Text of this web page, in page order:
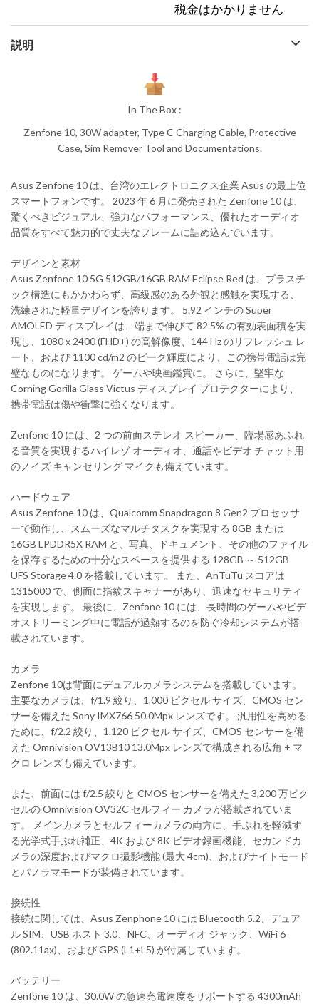
税金はかかりません
説明
In The Box :
Zenfone 10, 30W adapter, Type C Charging Cable, Protective
Case, Sim Remover Tool and Documentations.
Asus Zenfone 10 は、台湾のエレクトロニクス企業 Asus の最上位
スマートフォンです。 2023 年 6 月に発売された Zenfone 10 は、
驚くべきビジュアル、強力なパフォーマンス、優れたオーディオ
品質をすべて魅力的で丈夫なフレームに詰め込んでいます。
デザインと素材
Asus Zenfone 10 5G 512GB/16GB RAM Eclipse Red は、プラスチ
ック構造にもかかわらず、高級感のある外観と感触を実現する、
洗練された軽量デザインを誇ります。 5.92 インチの Super
AMOLED ディスプレイは、端まで伸びて 82.5% の有効表面積を実
現し、1080 x 2400 (FHD+) の高解像度、144 Hz のリフレッシュ レ
ート、および 1100 cd/m2 のピーク輝度により、この携帯電話は完
璧なものになります。 ゲームや映画鑑賞に。 さらに、堅牢な
Corning Gorilla Glass Victus ディスプレイ プロテクターにより、
携帯電話は傷や衝撃に強くなります。
Zenfone 10 には、2 つの前面ステレオ スピーカー、臨場感あふれ
る音質を実現するハイレゾ オーディオ、通話やビデオ チャット用
のノイズ キャンセリング マイクも備えています。
ハードウェア
Asus Zenfone 10 は、Qualcomm Snapdragon 8 Gen2 プロセッサ
ーで動作し、スムーズなマルチタスクを実現する 8GB または
16GB LPDDR5X RAM と、写真、ドキュメント、その他のファイル
を保存するための十分なスペースを提供する 128GB ～ 512GB
UFS Storage 4.0 を搭載しています。 また、AnTuTu スコアは
1315000 で、側面に指紋スキャナーがあり、迅速なセキュリティ
を実現します。 最後に、Zenfone 10 には、長時間のゲームやビデ
オストリーミング中に電話が過熱するのを防ぐ冷却システムが搭
載されています。
カメラ
Zenfone 10は背面にデュアルカメラシステムを搭載しています。
主要なカメラは、f/1.9 絞り、1,000 ピクセル サイズ、CMOS セン
サーを備えた Sony IMX766 50.0Mpx レンズです。 汎用性を高める
ために、f/2.2 絞り、1.120 ピクセル サイズ、CMOS センサーを備
えた Omnivision OV13B10 13.0Mpx レンズで構成される広角 + マ
クロ レンズも備えています。
また、前面には f/2.5 絞りと CMOS センサーを備えた 3,200 万ピク
セルの Omnivision OV32C セルフィー カメラが搭載されていま
す。 メインカメラとセルフィーカメラの両方に、手ぶれを軽減す
る光学式手ぶれ補正、4K および 8K ビデオ録画機能、セカンドカ
メラの深度およびマクロ撮影機能 (最大 4cm)、およびナイトモード
とパノラマモードが装備されています。
接続性
接続に関しては、Asus Zenphone 10 には Bluetooth 5.2、デュア
ル SIM、USB ホスト 3.0、NFC、オーディオ ジャック、WiFi 6
(802.11ax)、および GPS (L1+L5) が付属しています。
バッテリー
Zenfone 10 は、30.0W の急速充電速度をサポートする 4300mAh